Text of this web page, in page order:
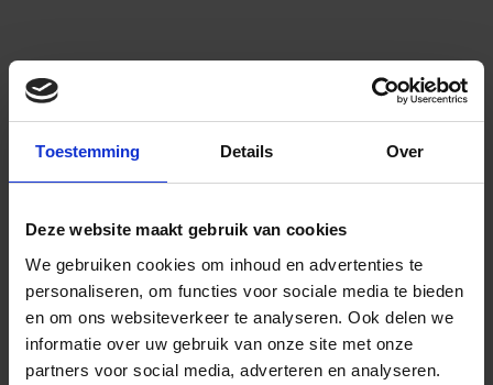
Toestemming Details Over
Deze website maakt gebruik van cookies
We gebruiken cookies om inhoud en advertenties te
personaliseren, om functies voor sociale media te bieden
en om ons websiteverkeer te analyseren. Ook delen we
informatie over uw gebruik van onze site met onze
partners voor social media, adverteren en analyseren.